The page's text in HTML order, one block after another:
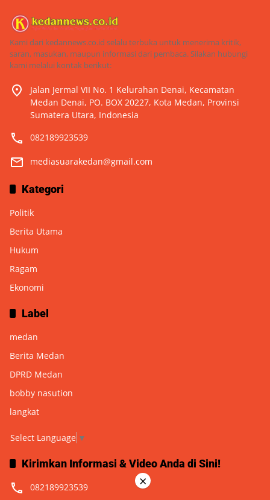
Kami dari kedannews.co.id selalu terbuka untuk menerima kritik,
saran, masukan, maupun informasi dari pembaca. Silakan hubungi
kami melalui kontak berikut:
Jalan Jermal VII No. 1 Kelurahan Denai, Kecamatan
Medan Denai, PO. BOX 20227, Kota Medan, Provinsi
Sumatera Utara, Indonesia
082189923539
mediasuarakedan@gmail.com
Kategori
Politik
Berita Utama
Hukum
Ragam
Ekonomi
Label
medan
Berita Medan
DPRD Medan
bobby nasution
langkat
Select Language ▼
Kirimkan Informasi & Video Anda di Sini!
082189923539 ×